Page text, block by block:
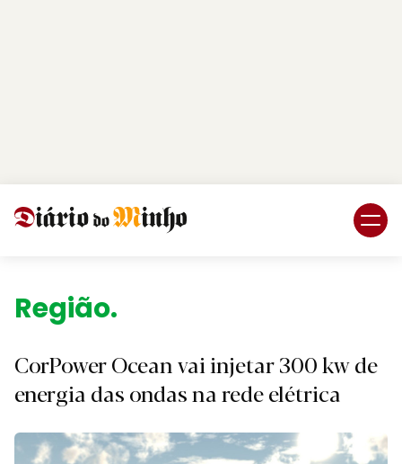
Região.
CorPower Ocean vai injetar 300 kw de
energia das ondas na rede elétrica